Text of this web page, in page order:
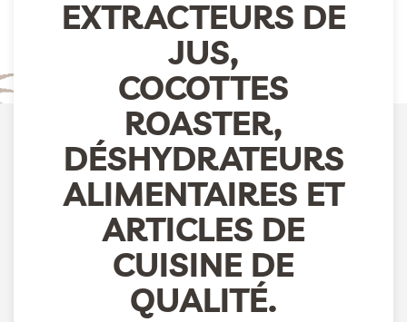
EXTRACTEURS DE
JUS,
COCOTTES
ROASTER,
DÉSHYDRATEURS
ALIMENTAIRES ET
ARTICLES DE
CUISINE DE
QUALITÉ.